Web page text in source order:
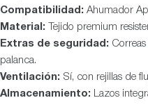
Compatibilidad: Ahumador
Material: Tejido premium
Extras de seguridad:
palanca.
Ventilación: Sí, con rejillas de
Almacenamiento: Lazos